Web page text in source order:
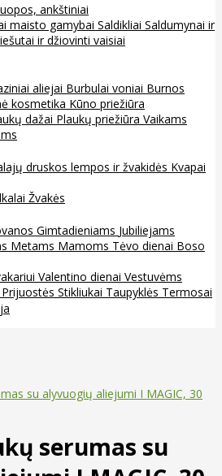
ankštiniai
maisto gamybai Saldikliai Saldumynai ir
ir džiovinti vaisiai
aliejai Burbulai voniai Burnos
kosmetika Kūno priežiūra
dažai Plaukų priežiūra Vaikams
druskos lempos ir žvakidės Kvapai
Žvakės
Gimtadieniams Jubiliejams
Metams Mamoms Tėvo dienai Boso
Valentino dienai Vestuvėms
Prijuostės Stikliukai Taupyklės Termosai
su alyvuogių aliejumi I MAGIC, 30
serumas su